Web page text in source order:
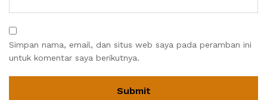
Simpan nama, email, dan situs web saya pada peramban ini
untuk komentar saya berikutnya.